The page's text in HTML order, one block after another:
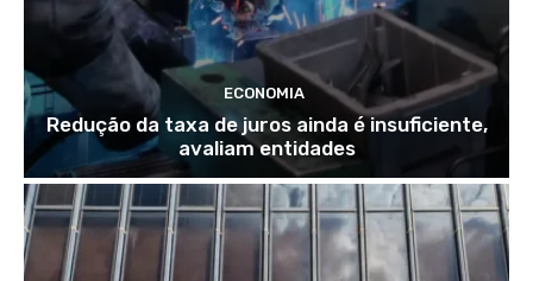
ECONOMIA
Redução da taxa de juros ainda é insuficiente,
avaliam entidades